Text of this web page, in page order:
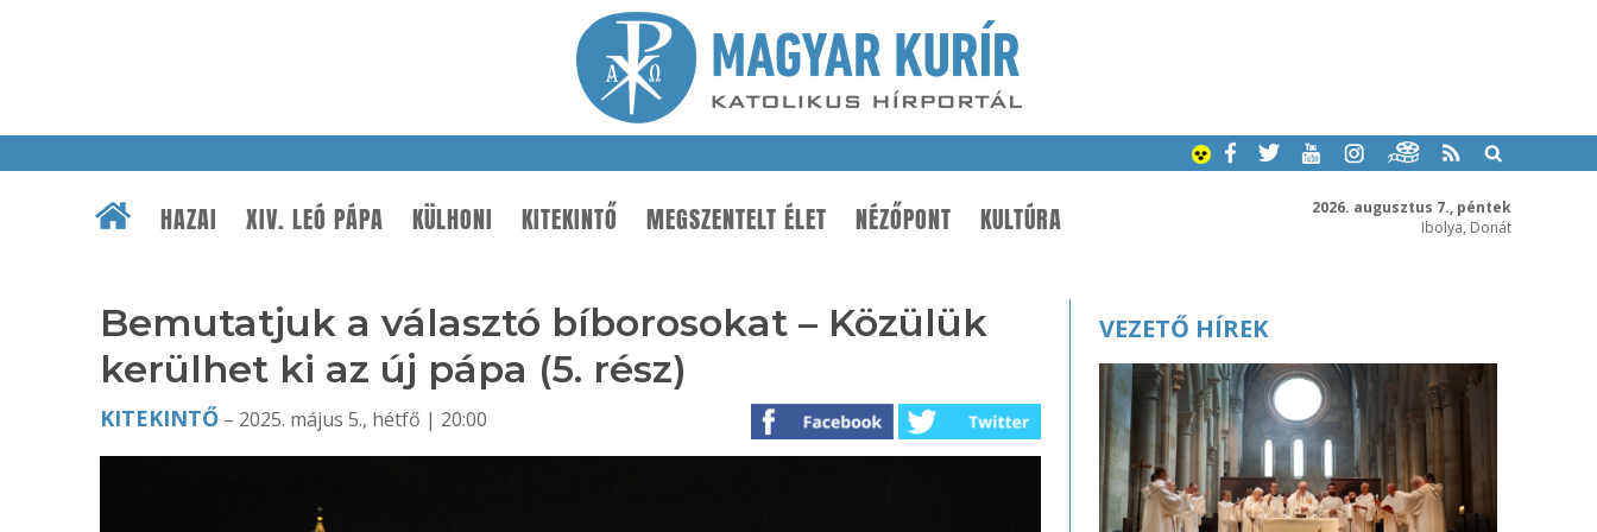
2026. augusztus 7., péntek
Ibolya, Donát
HAZAI XIV. LEÓ PÁPA KÜLHONI KITEKINTŐ MEGSZENTELT ÉLET NÉZŐPONT KULTÚRA
Bemutatjuk a választó bíborosokat – Közülük
kerülhet ki az új pápa (5. rész)
KITEKINTŐ – 2025. május 5., hétfő | 20:00
VEZETŐ HÍREK